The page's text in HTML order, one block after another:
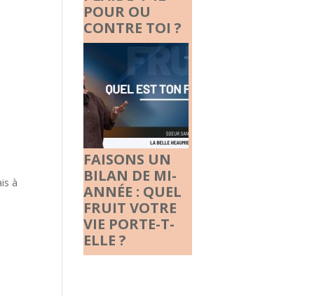
à
POUR OU
CONTRE TOI ?
FAISONS UN
BILAN DE MI-
ANNÉE : QUEL
FRUIT VOTRE
VIE PORTE-T-
ELLE ?